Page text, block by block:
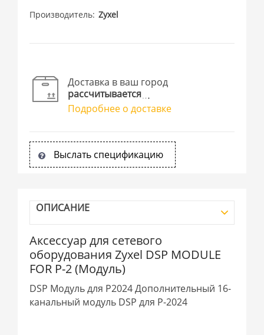
Производитель Zyxel
Доставка в ваш город
рассчитывается
Подробнее о доставке
Выслать спецификацию
ОПИСАНИЕ
Аксессуар для сетевого
оборудования Zyxel DSP MODULE
FOR P-2 (Модуль)
DSP Модуль для P2024 Дополнительный 16-
канальный модуль DSP для P-2024